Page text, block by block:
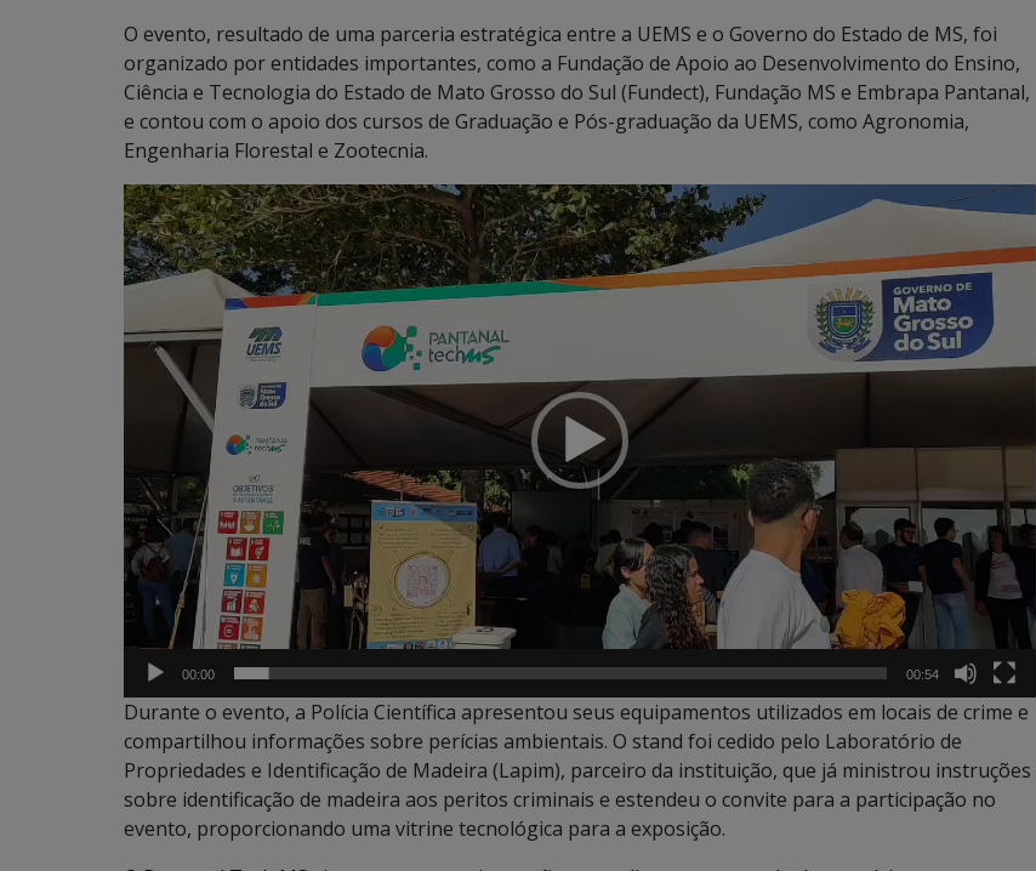
O evento, resultado de uma parceria estratégica entre a UEMS e o Governo do Estado de MS, foi
organizado por entidades importantes, como a Fundação de Apoio ao Desenvolvimento do Ensino,
Ciência e Tecnologia do Estado de Mato Grosso do Sul (Fundect), Fundação MS e Embrapa Pantanal,
e contou com o apoio dos cursos de Graduação e Pós-graduação da UEMS, como Agronomia,
Engenharia Florestal e Zootecnia.
Tocador
de
vídeo
00:00 00:54
Durante o evento, a Polícia Científica apresentou seus equipamentos utilizados em locais de crime e
compartilhou informações sobre perícias ambientais. O stand foi cedido pelo Laboratório de
Propriedades e Identificação de Madeira (Lapim), parceiro da instituição, que já ministrou instruções
sobre identificação de madeira aos peritos criminais e estendeu o convite para a participação no
evento, proporcionando uma vitrine tecnológica para a exposição.